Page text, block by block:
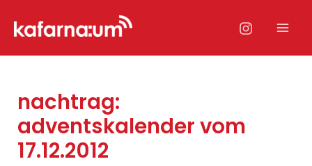
Inhalt
nachtrag:
adventskalender vom
17.12.2012